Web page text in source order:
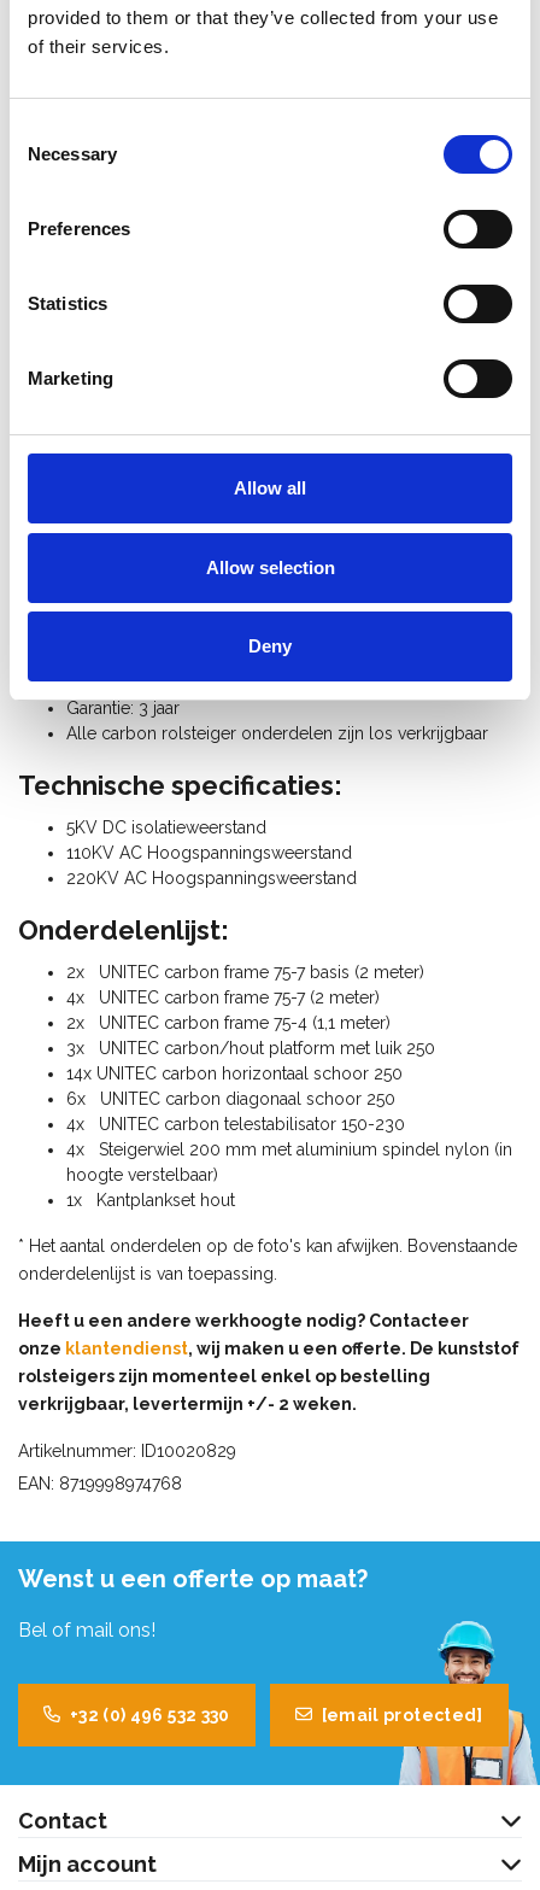
provided to them or that they’ve collected from your use
of their services.
Selection
Necessary
Preferences
Statistics
Marketing
Allow all
Allow selection
Deny
Het glasvezelversterkte kunststof is uitermate robuust en
niet geleidend, niet oxiderend, niet corrosief en zeer gemakkelijk
schoon te maken.
De Genex Uni-Tec Span 300 kunststof carbon rolsteiger biedt
een veilige toegang en werkplek voor werkzaamheden:
bij brandgevaar
levensmiddelenindustrie)
Specificaties:
Afmetingen: breedte 0,75 m x lengte 2,50 m x hoogte 7,20
Werkhoogte 8,20 m / maximum platformhoogte 6,20 m
Maximale belasting platform: 226 Kg
Steigerklasse III (200 Kg/m²)
Garantie: 3 jaar
Alle carbon rolsteiger onderdelen zijn los verkrijgbaar
Technische specificaties:
5KV DC isolatieweerstand
110KV AC Hoogspanningsweerstand
220KV AC Hoogspanningsweerstand
Onderdelenlijst:
2x UNITEC carbon frame 75-7 basis (2 meter)
4x UNITEC carbon frame 75-7 (2 meter)
2x UNITEC carbon frame 75-4 (1,1 meter)
3x UNITEC carbon/hout platform met luik 250
14x UNITEC carbon horizontaal schoor 250
6x UNITEC carbon diagonaal schoor 250
4x UNITEC carbon telestabilisator 150-230
4x Steigerwiel 200 mm met aluminium spindel nylon (in
hoogte verstelbaar)
1x Kantplankset hout
* Het aantal onderdelen op de foto's kan afwijken. Bovenstaande
onderdelenlijst is van toepassing.
Heeft u een andere werkhoogte nodig? Contacteer
onze klantendienst, wij maken u een offerte. De kunststof
rolsteigers zijn momenteel enkel op bestelling
verkrijgbaar, levertermijn +/- 2 weken.
Artikelnummer: ID10020829
EAN: 8719998974768
Wenst u een offerte op maat?
Bel of mail ons!
+32 (0) 496 532 330 [email protected]
Contact
Mijn account